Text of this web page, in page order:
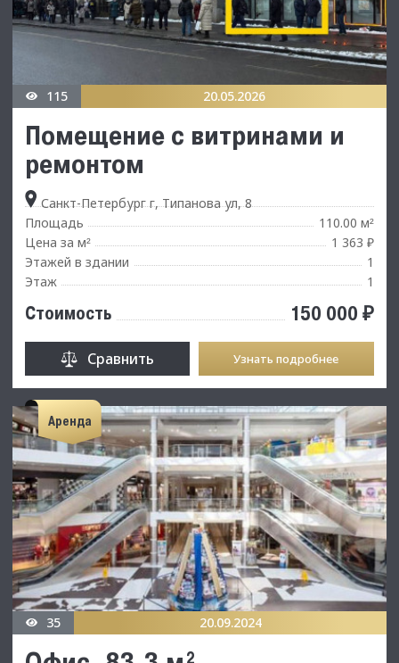
115 20.05.2026
Помещение с витринами и
ремонтом
Санкт-Петербург г, Типанова ул, 8
Площадь
110.00 м²
Цена за м²
1 363 ₽
Этажей в здании
1
Этаж
1
Стоимость 150 000 ₽
Сравнить Узнать подробнее
Аренда
35 20.09.2024